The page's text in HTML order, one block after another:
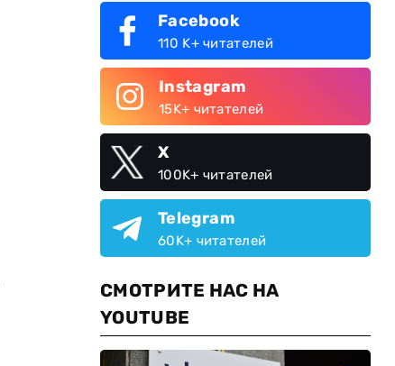
Facebook
110 K+ читателей
Instagram
15K+ читателей
X
100K+ читателей
Telegram
60K+ читателей
СМОТРИТЕ НАС НА
YOUTUBE